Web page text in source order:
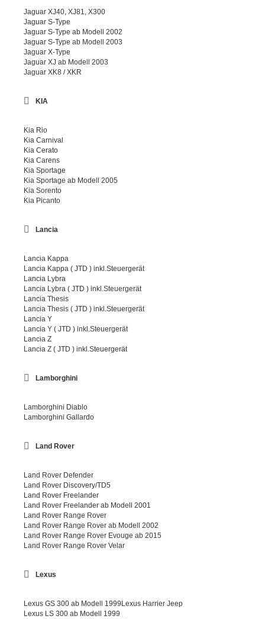
Jaguar XJ40, XJ81, X300
Jaguar S-Type
Jaguar S-Type ab Modell 2002
Jaguar S-Type ab Modell 2003
Jaguar X-Type
Jaguar XJ ab Modell 2003
Jaguar XK8 / XKR
KIA
Kia Rio
Kia Carnival
Kia Cerato
Kia Carens
Kia Sportage
Kia Sportage ab Modell 2005
Kia Sorento
Kia Picanto
Lancia
Lancia Kappa
Lancia Kappa ( JTD ) inkl.Steuergerät
Lancia Lybra
Lancia Lybra ( JTD ) inkl.Steuergerät
Lancia Thesis
Lancia Thesis ( JTD ) inkl.Steuergerät
Lancia Y
Lancia Y ( JTD ) inkl.Steuergerät
Lancia Z
Lancia Z ( JTD ) inkl.Steuergerät
Lamborghini
Lamborghini Diablo
Lamborghini Gallardo
Land Rover
Land Rover Defender
Land Rover Discovery/TD5
Land Rover Freelander
Land Rover Freelander ab Modell 2001
Land Rover Range Rover
Land Rover Range Rover ab Modell 2002
Land Rover Range Rover Evouge ab 2015
Land Rover Range Rover Velar
Lexus
Lexus GS 300 ab Modell 1999Lexus Harrier Jeep
Lexus LS 300 ab Modell 1999